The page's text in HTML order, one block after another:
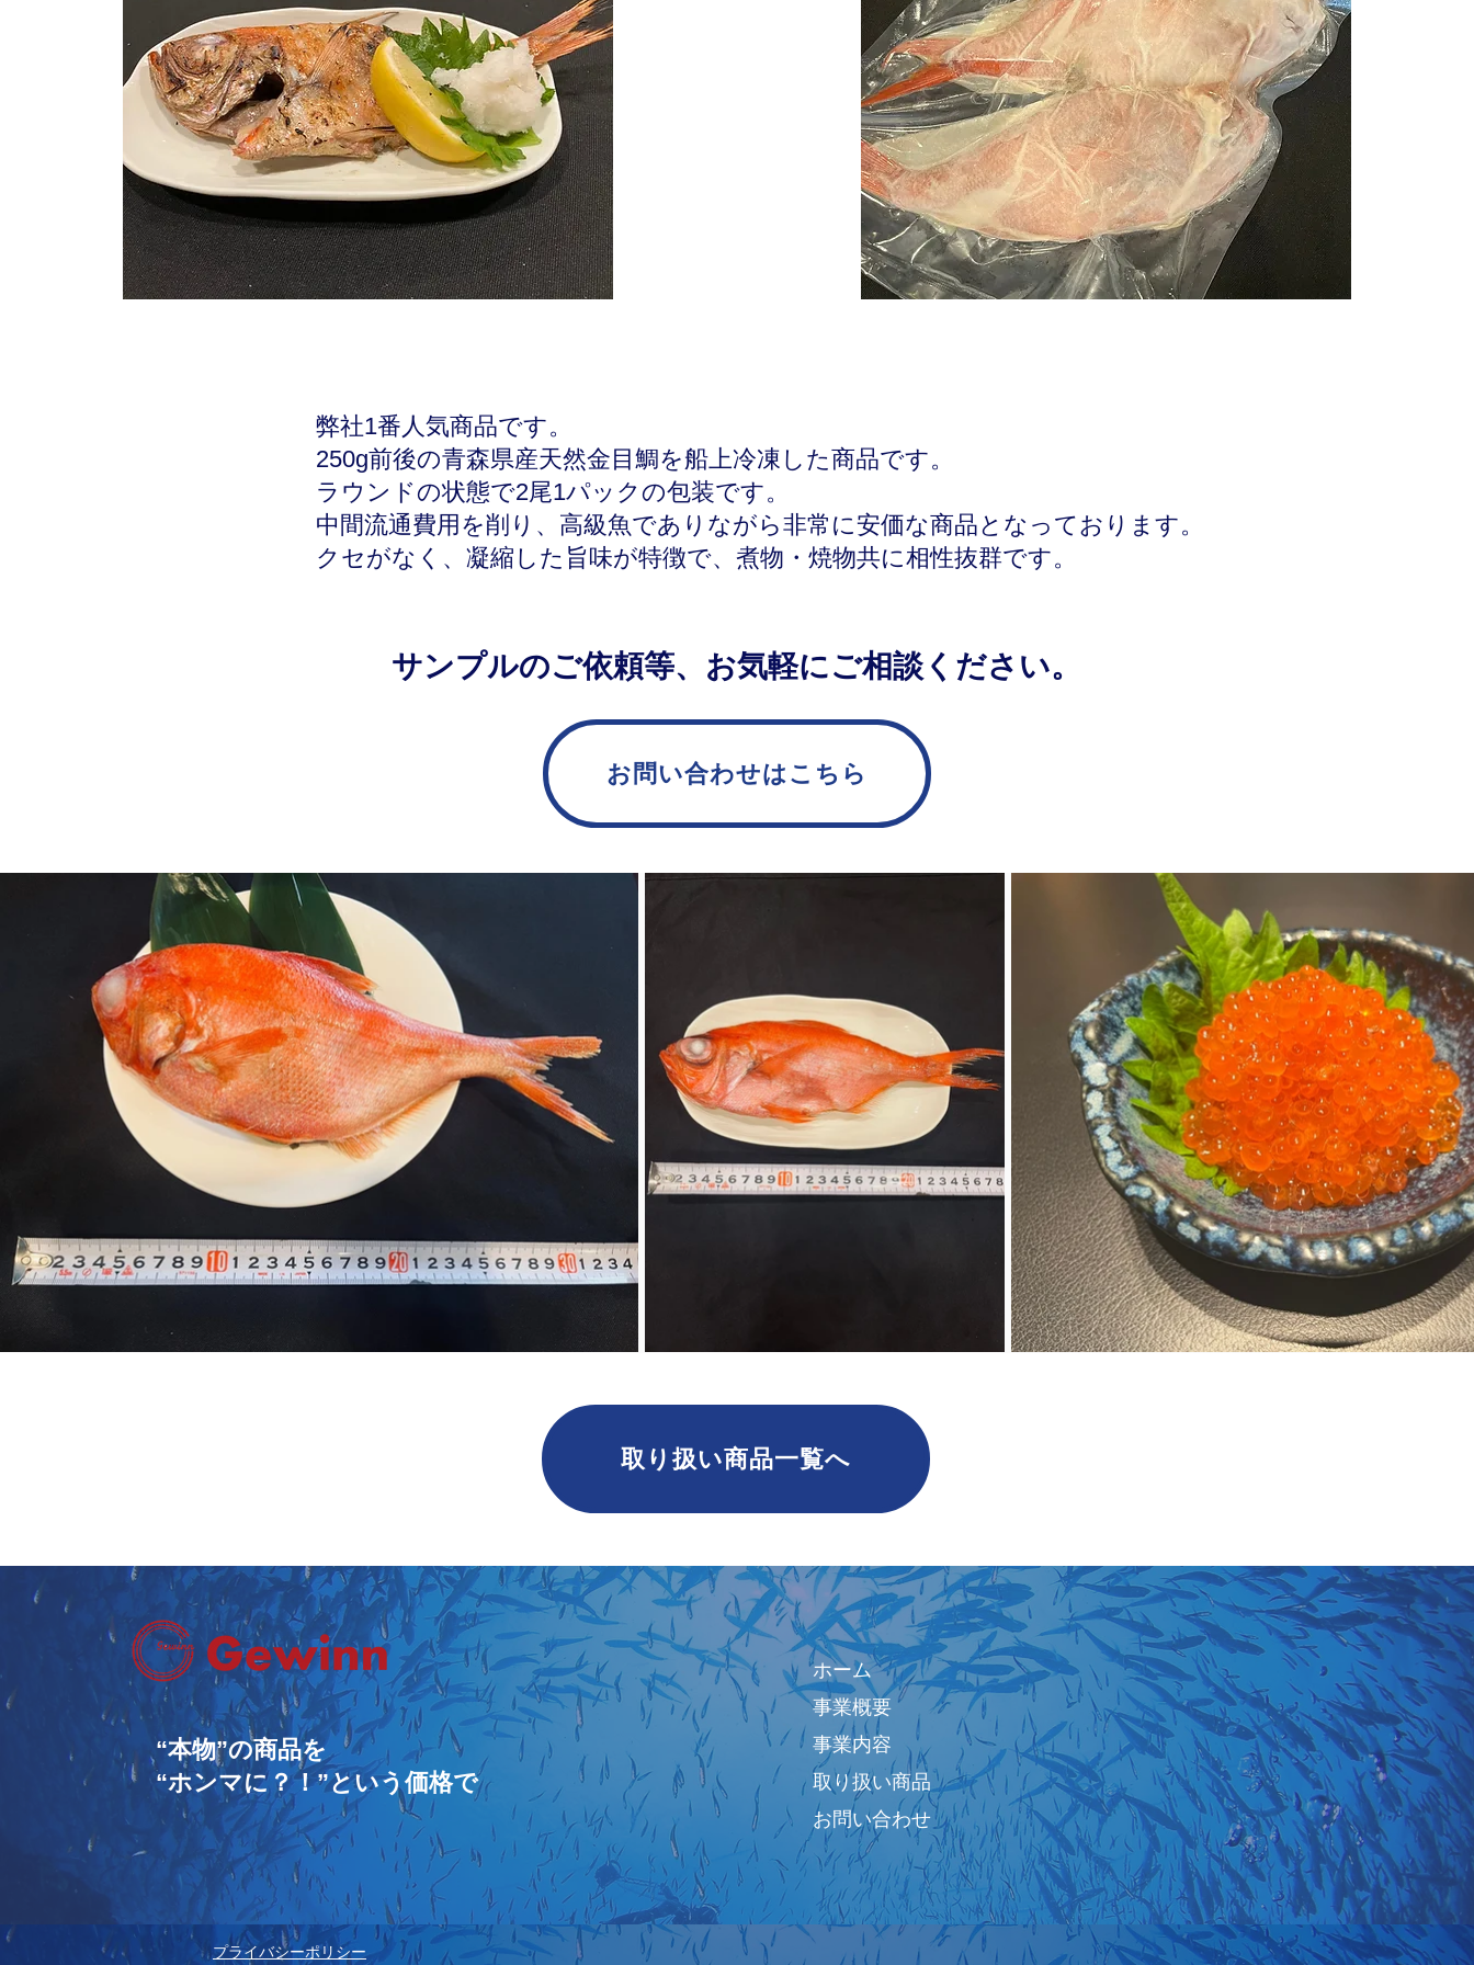
弊社1番人気商品です。
250g前後の青森県産天然金目鯛を船上冷凍した商品です。
ラウンドの状態で2尾1パックの包装です。
中間流通費用を削り、高級魚でありながら非常に安価な商品となっております。
クセがなく、凝縮した旨味が特徴で、煮物・焼物共に相性抜群です。
サンプルのご依頼等、お気軽にご相談ください。
お問い合わせはこちら
取り扱い商品一覧へ
“本物”の商品を
“ホンマに？！”という価格で
ホーム
事業概要
事業内容
取り扱い商品
お問い合わせ
​プライバシーポリシー